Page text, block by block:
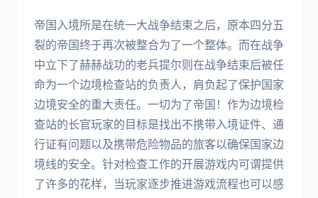
帝国入境所是在统一大战争结束之后，原本四分五
裂的帝国终于再次被整合为了一个整体。而在战争
中立下了赫赫战功的老兵提尔则在战争结束后被任
命为一个边境检查站的负责人，肩负起了保护国家
边境安全的重大责任。一切为了帝国！作为边境检
查站的长官玩家的目标是找出不携带入境证件、通
行证有问题以及携带危险物品的旅客以确保国家边
境线的安全。针对检查工作的开展游戏内可谓提供
了许多的花样，当玩家逐步推进游戏流程也可以感